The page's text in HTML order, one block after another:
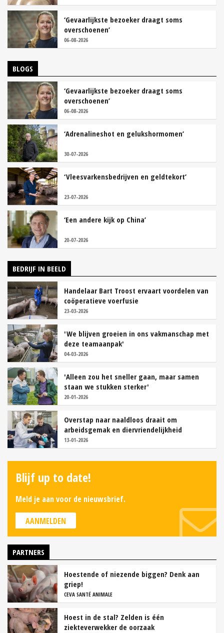
‘Gevaarlijkste bezoeker draagt soms
overschoenen’
06-08-2026
BLOGS
‘Gevaarlijkste bezoeker draagt soms
overschoenen’
06-08-2026
‘Adrenalineshot en gelukshormomen’
30-07-2026
‘Vleesvarkensbedrijven en geldtekort’
23-07-2026
‘Een andere kijk op China’
20-07-2026
BEDRIJF IN BEELD
Handelaar Bart Troost ervaart voordelen van
coöperatieve voerfusie
23-03-2026
'We blijven groeien in ons vakmanschap met
deze teamaanpak'
04-03-2026
'Alleen zou het sneller gaan, maar samen
staan we stukken sterker'
20-01-2026
Overstap naar naaldloos draait om
arbeidsgemak en diervriendelijkheid
13-01-2026
Blijf up to date!
Meld je aan voor de nieuwsbrief.
AANMELDEN
PARTNERS
Hoestende of niezende biggen? Denk aan
griep!
CEVA SANTÉ ANIMALE
Hoest in de stal? Zelden is één
ziekteverwekker de oorzaak